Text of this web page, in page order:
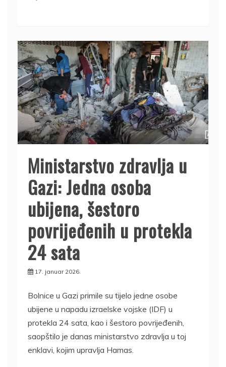
Ministarstvo zdravlja u
Gazi: Jedna osoba
ubijena, šestoro
povrijeđenih u protekla
24 sata
17. januar 2026.
Bolnice u Gazi primile su tijelo jedne osobe
ubijene u napadu izraelske vojske (IDF) u
protekla 24 sata, kao i šestoro povrijeđenih,
saopštilo je danas ministarstvo zdravlja u toj
enklavi, kojim upravlja Hamas.